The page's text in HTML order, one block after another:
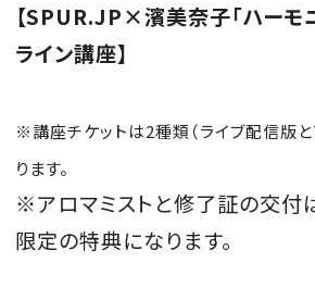
【SPUR.JP×濱美奈子「ハーモ
ライン講座】
※講座チケットは2種類（ライブ配信版
ります。
※アロマミストと修了証の交付
限定の特典になります。